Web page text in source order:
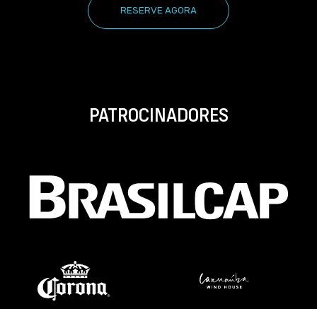
RESERVE AGORA
PATROCINADORES